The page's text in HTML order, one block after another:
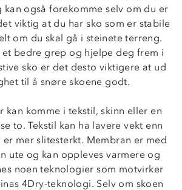
kan også forekomme selv om du er
viktig at du har sko som er stabile
om du skal gå i steinete terreng.
bedre grep og hjelpe deg frem i
sko er det desto viktigere at ud
til å snøre skoene godt.
kan komme i tekstil, skinn eller en
to. Tekstil kan ha lavere vekt enn
er mer slitesterkt. Membran er med
ute og kan oppleves varmere og
noen teknologier som motvirker
4Dry-teknologi. Selv om skoen